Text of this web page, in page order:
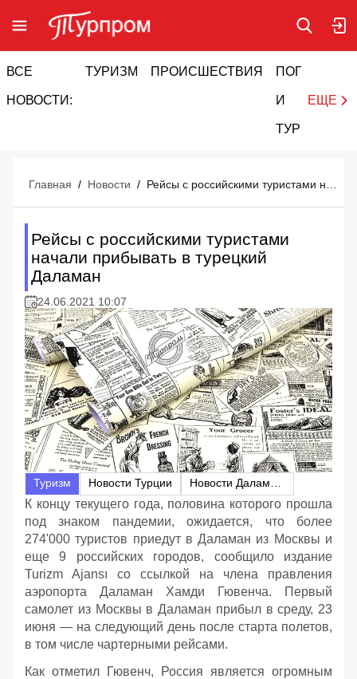
ВСЕ
НОВОСТИ:
ТУРИЗМ ПРОИСШЕСТВИЯ ПОГОДА
И
ТУРИЗМ
ЕЩЕ
Главная / Новости /
Рейсы с российскими туристами
начали прибывать в турецкий
Даламан
24.06.2021 10:07
Туризм Новости Турции
К концу текущего года, половина которого прошла
под знаком пандемии, ожидается, что более
274'000 туристов приедут в Даламан из Москвы и
еще 9 российских городов, сообщило издание
Turizm Ajansı со ссылкой на члена правления
аэропорта Даламан Хамди Гювенча. Первый
самолет из Москвы в Даламан прибыл в среду, 23
июня — на следующий день после старта полетов,
в том числе чартерными рейсами.
Как отметил Гювенч, Россия является огромным